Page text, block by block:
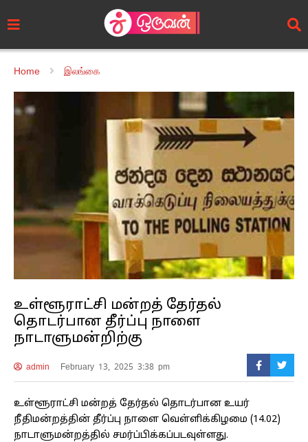
Home இலங்கை
உள்ளூராட்சி மன்றத் தேர்தல்
தொடர்பான தீர்ப்பு நாளை
நாடாளுமன்றிற்கு
admin February 13, 2025 3:38 pm
உள்ளூராட்சி மன்றத் தேர்தல் தொடர்பான உயர்
நீதிமன்றத்தின் தீர்ப்பு நாளை வெள்ளிக்கிழமை (14.02)
நாடாளுமன்றத்தில் சமர்ப்பிக்கப்படவுள்ளது.